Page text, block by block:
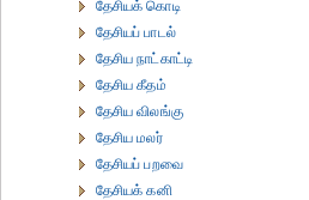
தேசியக் கொடி
தேசியப் பாடல்
தேசிய நாட்காட்டி
தேசிய கீதம்
தேசிய விலங்கு
தேசிய மலர்
தேசியப் பறவை
தேசியக் கனி